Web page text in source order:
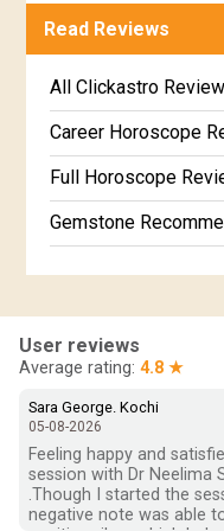
Marathi Kundali
Free Kannada Jataka
Free Kundali Marathi
Free Horoscope
Read Reviews
All Clickastro
Career Horoscope
Full Horoscope
Gemstone
In-Depth
Marriage Horoscope
Super Horoscope
Education
Wealth Horoscope
User reviews
Average rating: 4.8 ★
Sara George. Kochi
05-08-2026
Feeling happy and
session with Dr Neelima
.Though I started the
negative note was able